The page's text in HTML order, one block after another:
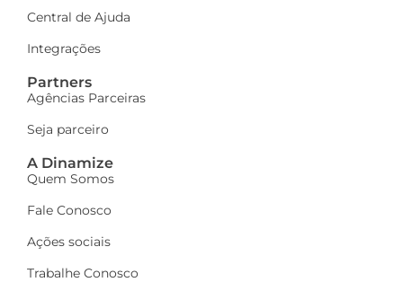
Central de Ajuda
Integrações
Partners
Agências Parceiras
Seja parceiro
A Dinamize
Quem Somos
Fale Conosco
Ações sociais
Trabalhe Conosco